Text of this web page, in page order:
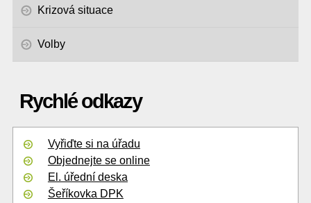
Krizová situace
Volby
Rychlé odkazy
Vyřiďte si na úřadu
Objednejte se online
El. úřední deska
Šeříkovka DPK